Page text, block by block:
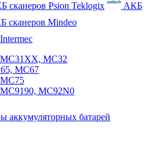
сканеров Psion Teklogix
АКБ
сканеров Mindeo
Intermec
MC32
MC67
MC92N0
аккумуляторных батарей